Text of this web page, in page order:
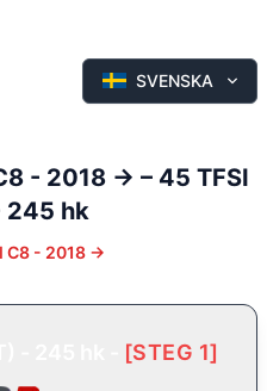
SVENSKA
- 2018 -> – 45 TFSI
245 hk
C8 - 2018 ->
[STEG 1]